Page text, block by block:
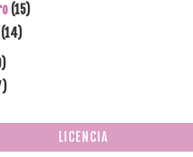
(15)
(14)
LICENCIA